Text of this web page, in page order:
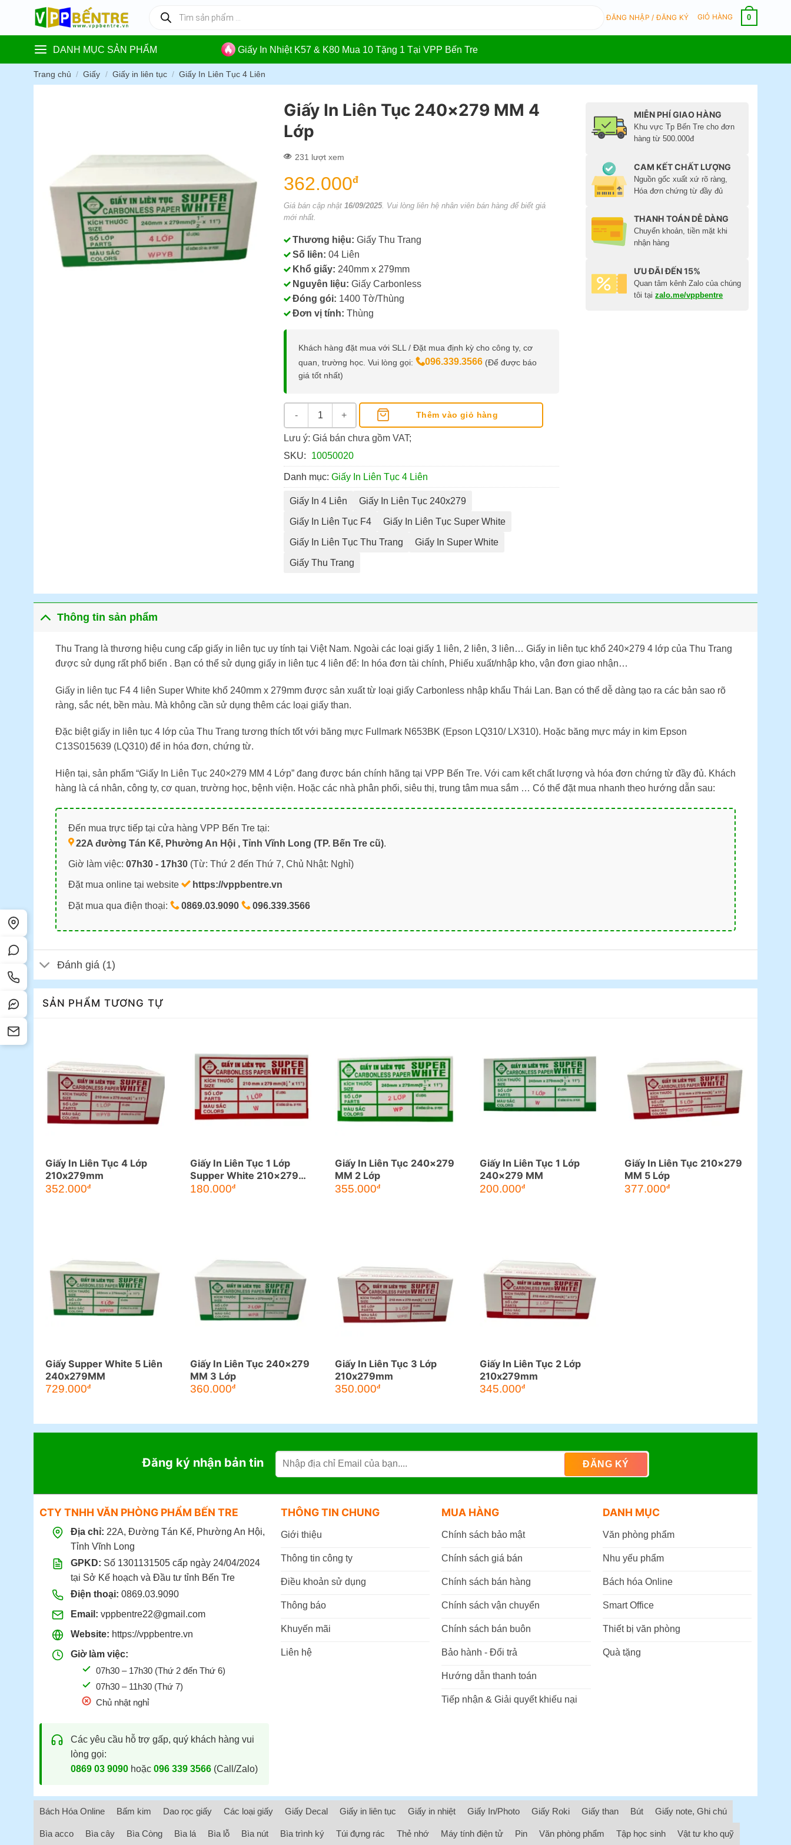
content
kiếm
phẩm
ĐĂNG NHẬP / ĐĂNG KÝ GIỎ HÀNG 0
DANH MỤC SẢN PHẨM Giấy In Nhiệt K57 & K80 Mua 10 Tặng 1 Tại VPP Bến Tre
Trang chủ / Giấy / Giấy in liên tục / Giấy In Liên Tục 4 Liên
Giấy In Liên Tục 240×279 MM 4
Lớp
231 lượt xem
362.000đ
Giá bán cập nhật 16/09/2025. Vui lòng liên hệ nhân viên bán hàng để biết giá
mới nhất.
Thương hiệu: Giấy Thu Trang
Số liên: 04 Liên
Khổ giấy: 240mm x 279mm
Nguyên liệu: Giấy Carbonless
Đóng gói: 1400 Tờ/Thùng
Đơn vị tính: Thùng
Khách hàng đặt mua với SLL / Đặt mua định kỳ cho công ty, cơ
quan, trường học. Vui lòng gọi:
096.339.3566 (Để được báo
giá tốt nhất)
Giấy In Liên Tục 240x279 MM 4 Lớp số lượng
Thêm vào giỏ hàng
Lưu ý: Giá bán chưa gồm VAT;
SKU:
10050020
Danh mục: Giấy In Liên Tục 4 Liên
Giấy In 4 Liên Giấy In Liên Tục 240x279
Giấy In Liên Tục F4 Giấy In Liên Tục Super White
Giấy In Liên Tục Thu Trang Giấy In Super White
Giấy Thu Trang
MIỄN PHÍ GIAO HÀNG
Khu vực Tp Bến Tre cho đơn
hàng từ 500.000đ
CAM KẾT CHẤT LƯỢNG
Nguồn gốc xuất xứ rõ ràng,
Hóa đơn chứng từ đầy đủ
THANH TOÁN DỄ DÀNG
Chuyển khoản, tiền mặt khi
nhận hàng
ƯU ĐÃI ĐẾN 15%
Quan tâm kênh Zalo của chúng
tôi tạizalo.me/vppbentre
Thông tin sản phẩm
Thu Trang là thương hiệu cung cấp giấy in liên tục uy tính tại Việt Nam. Ngoài các loại giấy 1 liên, 2 liên, 3 liên… Giấy in liên tục khổ 240×279 4 lớp của Thu Trang
được sử dụng rất phổ biến . Bạn có thể sử dụng giấy in liên tục 4 liên để: In hóa đơn tài chính, Phiếu xuất/nhập kho, vận đơn giao nhận…
Giấy in liên tục F4 4 liên Super White khổ 240mm x 279mm được sản xuất từ loại giấy Carbonless nhập khẩu Thái Lan. Bạn có thể dễ dàng tạo ra các bản sao rõ
ràng, sắc nét, bền màu. Mà không cần sử dụng thêm các loại giấy than.
Đặc biệt giấy in liên tục 4 lớp của Thu Trang tương thích tốt với băng mực Fullmark N653BK (Epson LQ310/ LX310). Hoặc băng mực máy in kim Epson
C13S015639 (LQ310) để in hóa đơn, chứng từ.
Hiện tại, sản phẩm “Giấy In Liên Tục 240×279 MM 4 Lớp” đang được bán chính hãng tại VPP Bến Tre. Với cam kết chất lượng và hóa đơn chứng từ đầy đủ. Khách
hàng là cá nhân, công ty, cơ quan, trường học, bệnh viện. Hoặc các nhà phân phối, siêu thị, trung tâm mua sắm … Có thể đặt mua nhanh theo hướng dẫn sau:
Đến mua trực tiếp tại cửa hàng VPP Bến Tre tại:
22A đường Tán Kế, Phường An Hội , Tỉnh Vĩnh Long (TP. Bến Tre cũ).
Giờ làm việc: 07h30 - 17h30(Từ: Thứ 2 đến Thứ 7, Chủ Nhật: Nghỉ)
Đặt mua online tại website https://vppbentre.vn
Đặt mua qua điện thoại: 0869.03.9090 096.339.3566
Đánh giá (1)
SẢN PHẨM TƯƠNG TỰ
Giấy In Liên Tục 4 Lớp
210x279mm
352.000đ
Giấy In Liên Tục 1 Lớp
Supper White 210×279
MM
180.000đ
Giấy In Liên Tục 240×279
MM 2 Lớp
355.000đ
Giấy In Liên Tục 1 Lớp
240×279 MM
200.000đ
Giấy In Liên Tục 210×279
MM 5 Lớp
377.000đ
Giấy Supper White 5 Liên
240x279MM
729.000đ
Giấy In Liên Tục 240×279
MM 3 Lớp
360.000đ
Giấy In Liên Tục 3 Lớp
210x279mm
350.000đ
Giấy In Liên Tục 2 Lớp
210x279mm
345.000đ
Đăng ký nhận bản tin
CTY TNHH VĂN PHÒNG PHẨM BẾN TRE
Địa chỉ: 22A, Đường Tán Kế, Phường An Hội,
Tỉnh Vĩnh Long
GPKD: Số 1301131505 cấp ngày 24/04/2024
tại Sở Kế hoạch và Đầu tư tỉnh Bến Tre
Điện thoại: 0869.03.9090
Email: vppbentre22@gmail.com
Website: https://vppbentre.vn
Giờ làm việc:
07h30 – 17h30 (Thứ 2 đến Thứ 6)
07h30 – 11h30 (Thứ 7)
Chủ nhật nghỉ
Các yêu cầu hỗ trợ gấp, quý khách hàng vui
lòng gọi:
0869 03 9090hoặc 096 339 3566(Call/Zalo)
THÔNG TIN CHUNG
Giới thiệu
Thông tin công ty
Điều khoản sử dụng
Thông báo
Khuyến mãi
Liên hệ
MUA HÀNG
Chính sách bảo mật
Chính sách giá bán
Chính sách bán hàng
Chính sách vận chuyển
Chính sách bán buôn
Bảo hành - Đổi trả
Hướng dẫn thanh toán
Tiếp nhận & Giải quyết khiếu nại
DANH MỤC
Văn phòng phẩm
Nhu yếu phẩm
Bách hóa Online
Smart Office
Thiết bị văn phòng
Quà tặng
Bách Hóa Online Bấm kim Dao rọc giấy Các loại giấy Giấy Decal Giấy in liên tục Giấy in nhiệt Giấy In/Photo Giấy Roki Giấy than Bút Giấy note, Ghi chú
Bìa acco Bìa cây Bìa Còng Bìa lá Bìa lỗ Bìa nút Bìa trình ký Túi đựng rác Thẻ nhớ Máy tính điện tử Pin Văn phòng phẩm Tập học sinh Vật tư kho quỹ